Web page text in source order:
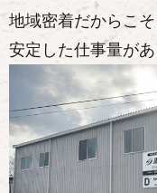
地域密着だからこそ
安定した仕事量があ